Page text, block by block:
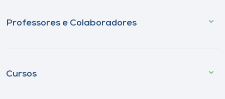
Professores e Colaboradores
Cursos